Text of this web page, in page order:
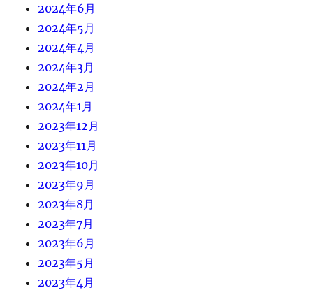
2024年6月
2024年5月
2024年4月
2024年3月
2024年2月
2024年1月
2023年12月
2023年11月
2023年10月
2023年9月
2023年8月
2023年7月
2023年6月
2023年5月
2023年4月